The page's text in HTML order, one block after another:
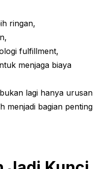
ringan,
fulfillment,
menjaga biaya
lagi hanya urusan
menjadi bagian penting